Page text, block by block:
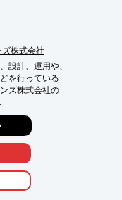
株式会社
設計、運用や、
を行っている
ズ株式会社の
ミュレーションシス
お問い合わせくださ
】
用器具の位置を